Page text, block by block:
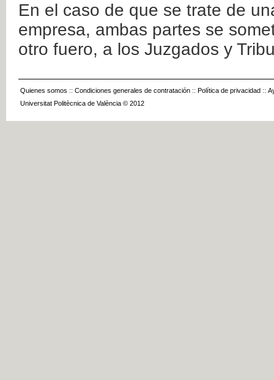
En el caso de que se trate de
empresa, ambas partes se
otro fuero, a los Juzgados y
Quienes somos :: Condiciones generales de contratación :: Política de privacidad ::
Universitat Politècnica de València © 2012